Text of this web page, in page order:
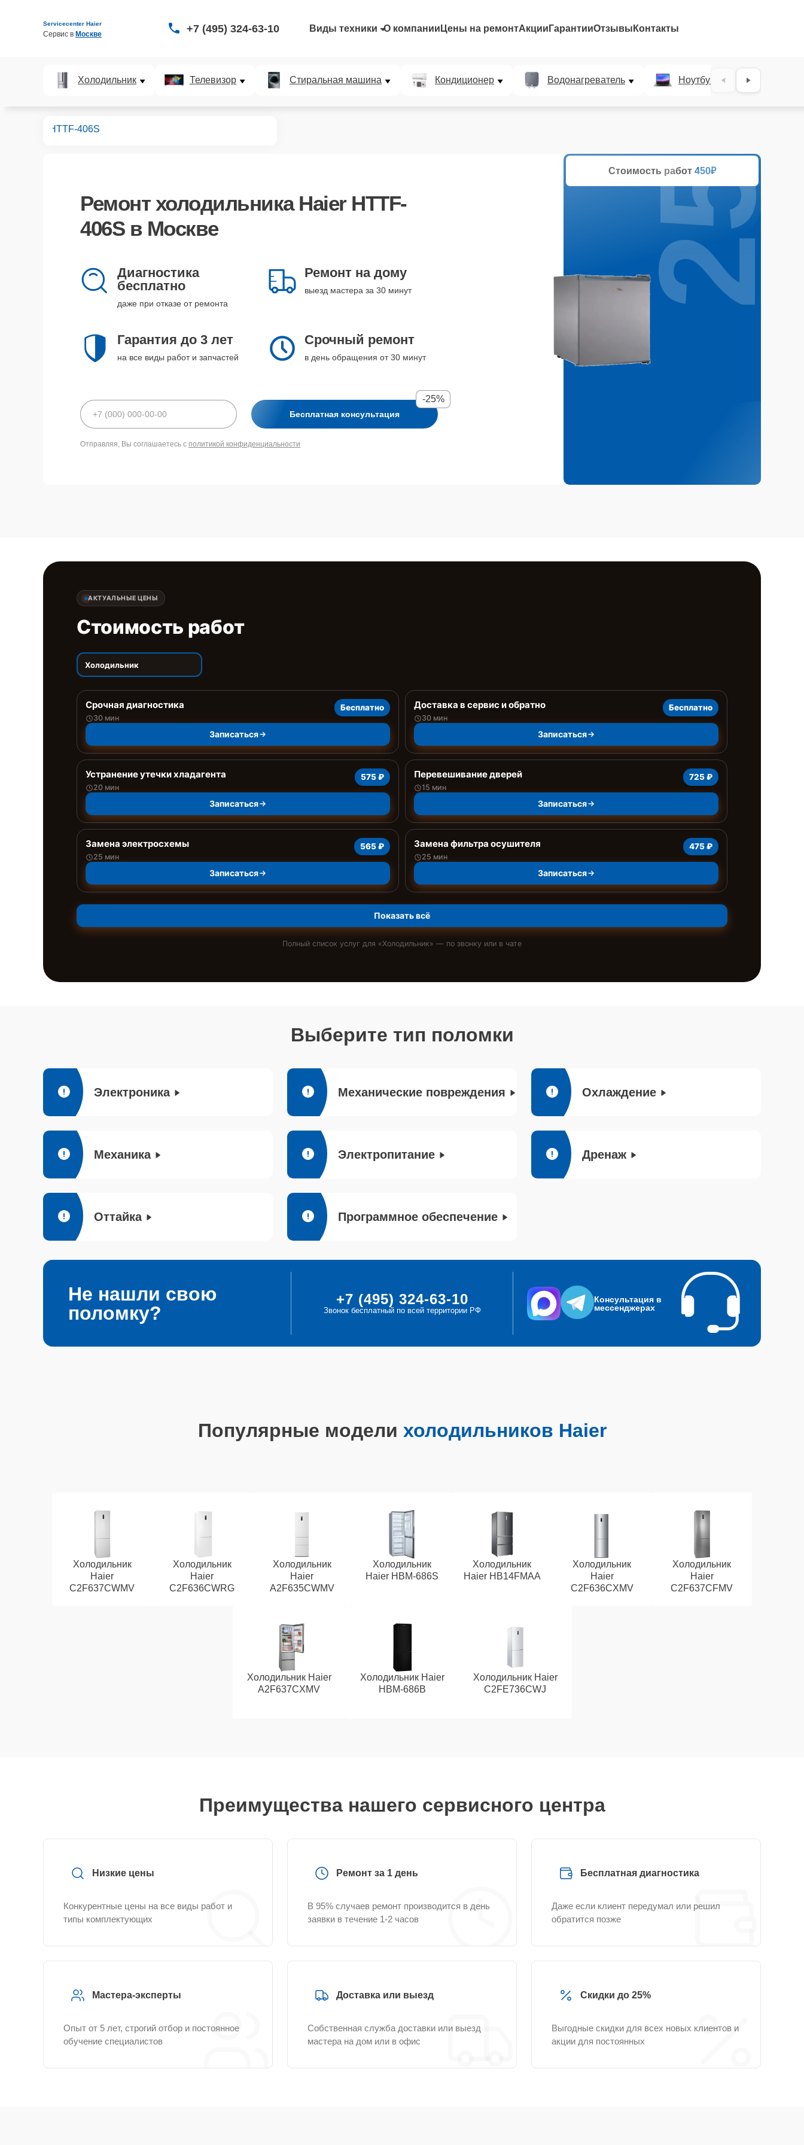
Servicecenter Haier
Сервис в Москве +7 (495) 324-63-10 Виды техники О компании Цены на ремонтАкции ГарантииОтзывы Контакты
Холодильник Телевизор Стиральная машина Кондиционер Водонагреватель Ноутбук
HTTF-406S
Ремонтхолодильника Haier HTTF-
406Sв Москве
Диагностика
бесплатно
даже при отказе от ремонта
Ремонт на дому
выезд мастера за 30 минут
Гарантия до 3 лет
на все виды работ и запчастей
Срочный ремонт
в день обращения от 30 минут
Бесплатная консультация
-25%
Отправляя, Вы соглашаетесь с политикой конфиденциальности
Стоимость работ 450₽
25%
АКТУАЛЬНЫЕ ЦЕНЫ
Стоимость работ
Холодильник
Срочная диагностика
30 мин
Бесплатно
Записаться
Доставка в сервис и обратно
30 мин
Бесплатно
Записаться
Устранение утечки хладагента
20 мин
575 ₽
Записаться
Перевешивание дверей
15 мин
725 ₽
Записаться
Замена электросхемы
25 мин
565 ₽
Записаться
Замена фильтра осушителя
25 мин
475 ₽
Записаться
Показать всё
Полный список услуг для «Холодильник» — по звонку или в чате
Выберите тип поломки
Электроника Механические повреждения Охлаждение
Механика Электропитание Дренаж
Оттайка Программное обеспечение
Не нашли свою
поломку?
+7 (495) 324-63-10
Звонок бесплатный по всей территории РФ
Консультация в
мессенджерах
Популярные модели холодильников Haier
Холодильник
Haier
C2F637CWMV
Холодильник
Haier
C2F636CWRG
Холодильник
Haier
A2F635CWMV
Холодильник
Haier HBM-686S
Холодильник
Haier HB14FMAA
Холодильник
Haier
C2F636CXMV
Холодильник
Haier
C2F637CFMV
Холодильник Haier
A2F637CXMV
Холодильник Haier
HBM-686B
Холодильник Haier
C2FE736CWJ
Преимущества нашего сервисного центра
Низкие цены
Конкурентные цены на все виды работ и
типы комплектующих
Ремонт за 1 день
В 95% случаев ремонт производится в день
заявки в течение 1-2 часов
Бесплатная диагностика
Даже если клиент передумал или решил
обратится позже
Мастера-эксперты
Опыт от 5 лет, строгий отбор и постоянное
обучение специалистов
Доставка или выезд
Собственная служба доставки или выезд
мастера на дом или в офис
Скидки до 25%
Выгодные скидки для всех новых клиентов и
акции для постоянных